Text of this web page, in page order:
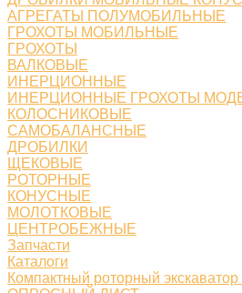
АГРЕГАТЫ ПОЛУМОБИЛЬНЫЕ
ГРОХОТЫ МОБИЛЬНЫЕ
ГРОХОТЫ
ВАЛКОВЫЕ
ИНЕРЦИОННЫЕ
ИНЕРЦИОННЫЕ ГРОХОТЫ
КОЛОСНИКОВЫЕ
САМОБАЛАНСНЫЕ
ДРОБИЛКИ
ЩЕКОВЫЕ
РОТОРНЫЕ
КОНУСНЫЕ
МОЛОТКОВЫЕ
ЦЕНТРОБЕЖНЫЕ
Запчасти
Каталоги
Компактный роторный